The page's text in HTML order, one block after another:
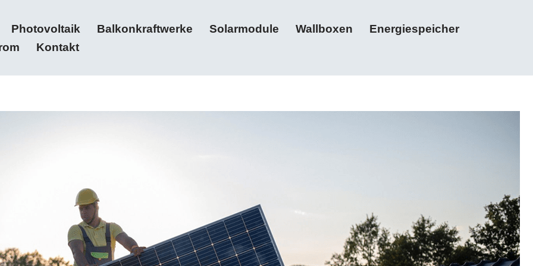
Photovoltaik Balkonkraftwerke Solarmodule Wallboxen
Energiespeicher
Kontakt